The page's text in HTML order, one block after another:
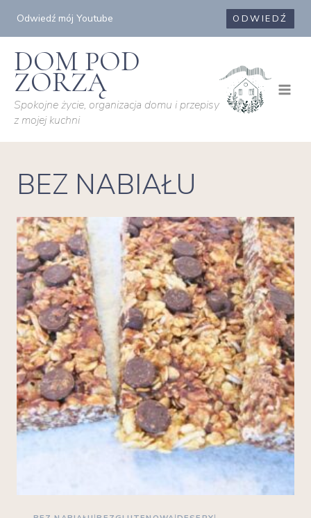
Odwiedź mój Youtube ODWIEDŹ
DOM POD
ZORZĄ
Spokojne życie, organizacja domu i przepisy
z mojej kuchni
BEZ NABIAŁU